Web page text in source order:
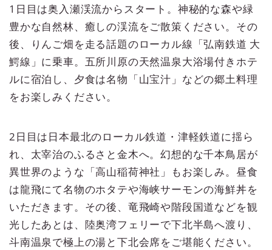
1日目は奥入瀬渓流からスタート。神秘的な森や緑
豊かな自然林、癒しの渓流をご散策ください。その
後、りんご畑を走る話題のローカル線「弘南鉄道 大
鰐線」に乗車。五所川原の天然温泉大浴場付きホテ
ルに宿泊し、夕食は名物「山宝汁」などの郷土料理
をお楽しみください。
2日目は日本最北のローカル鉄道・津軽鉄道に揺ら
れ、太宰治のふるさと金木へ。幻想的な千本鳥居が
異世界のような「高山稲荷神社」もお楽しみ。昼食
は龍飛にて名物のホタテや海峡サーモンの海鮮丼を
いただきます。その後、竜飛崎や階段国道などを観
光したあとは、陸奥湾フェリーで下北半島へ渡り、
斗南温泉で極上の湯と下北会席をご堪能ください。